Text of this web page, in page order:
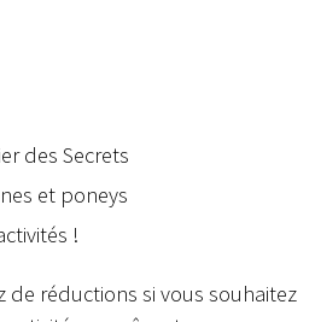
des Secrets
et poneys
!
de réductions si vous souhaitez